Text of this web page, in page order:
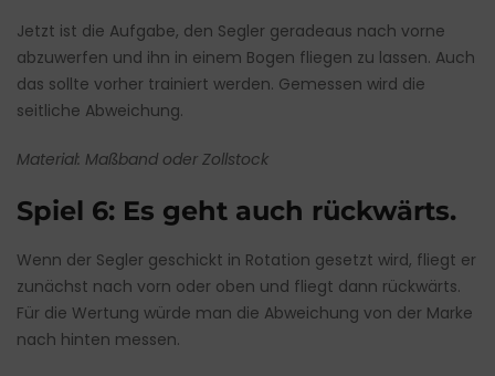
Jetzt ist die Aufgabe, den Segler geradeaus nach vorne
abzuwerfen und ihn in einem Bogen fliegen zu lassen. Auch
das sollte vorher trainiert werden. Gemessen wird die
seitliche Abweichung.
Material: Maßband oder Zollstock
Spiel 6: Es geht auch rückwärts.
Wenn der Segler geschickt in Rotation gesetzt wird, fliegt er
zunächst nach vorn oder oben und fliegt dann rückwärts.
Für die Wertung würde man die Abweichung von der Marke
nach hinten messen.